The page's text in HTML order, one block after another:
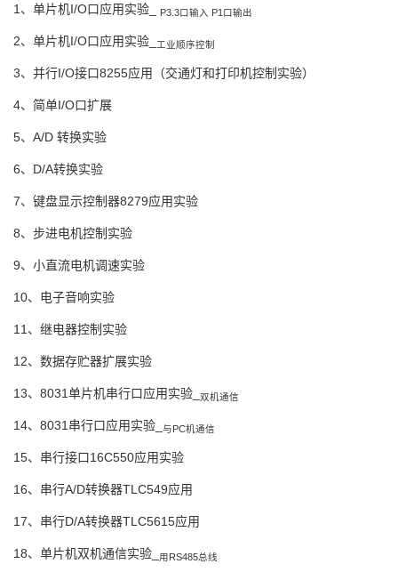
1、单片机I/O口应用实验_ P3.3口输入 P1口输出
2、单片机I/O口应用实验_ 工业顺序控制
3、并行I/O接口8255应用（交通灯和打印机控制实验）
4、简单I/O口扩展
5、A/D 转换实验
6、D/A转换实验
7、键盘显示控制器8279应用实验
8、步进电机控制实验
9、小直流电机调速实验
10、电子音响实验
11、继电器控制实验
12、数据存贮器扩展实验
13、8031单片机串行口应用实验_ 双机通信
14、8031串行口应用实验_ 与PC机通信
15、串行接口16C550应用实验
16、串行A/D转换器TLC549应用
17、串行D/A转换器TLC5615应用
18、单片机双机通信实验_ 用RS485总线